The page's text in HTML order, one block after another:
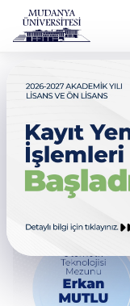
← Tüm duyurular
Otomotiv